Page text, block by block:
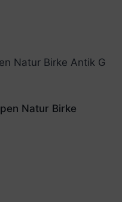
Natur Birke